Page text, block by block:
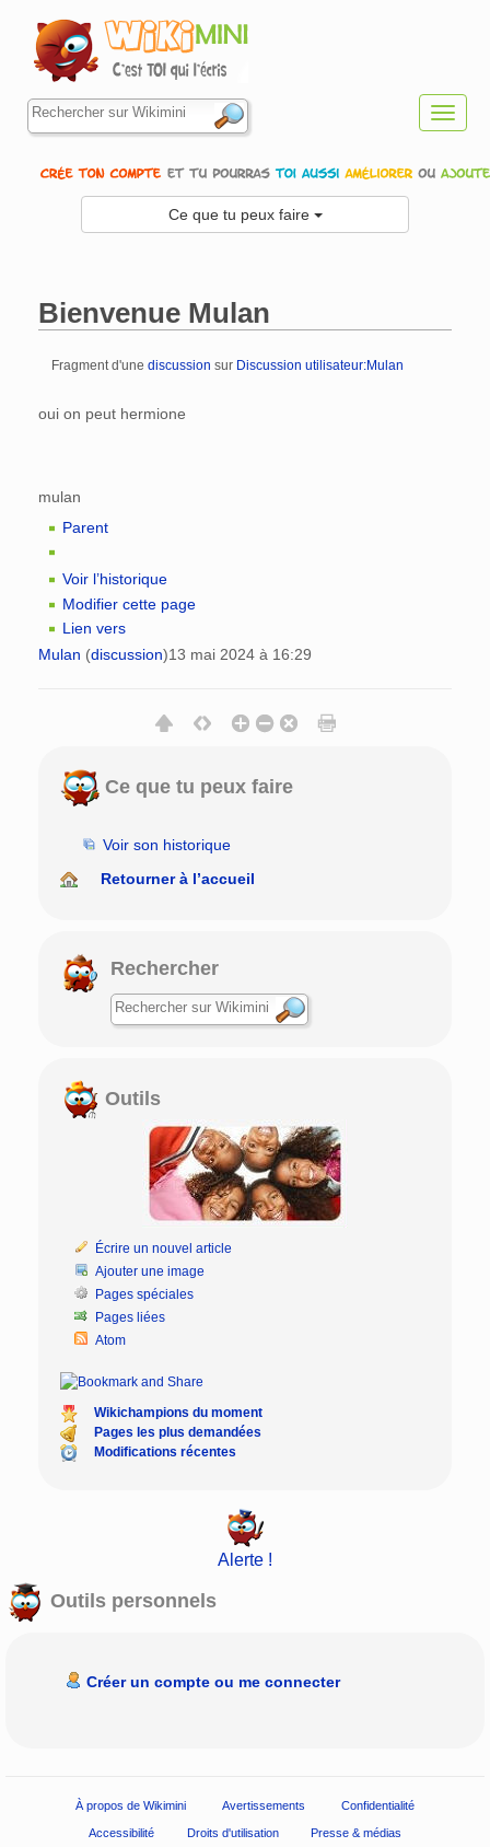
Ce que tu peux faire
Bienvenue Mulan
Fragment d'une discussion sur Discussion utilisateur:Mulan
oui on peut hermione
mulan
Parent
Voir l’historique
Modifier cette page
Lien vers
Mulan (discussion)13 mai 2024 à 16:29
Ce que tu peux faire
Voir son historique
Retourner à l’accueil
Rechercher
Outils
Écrire un nouvel article
Ajouter une image
Pages spéciales
Pages liées
Atom
Wikichampions du moment
Pages les plus demandées
Modifications récentes
Alerte !
Outils personnels
Créer un compte ou me connecter
À propos de Wikimini Avertissements Confidentialité
Accessibilité Droits d'utilisation Presse & médias